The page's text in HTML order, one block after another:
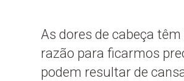
As dores de cabeça
razão para ficarmos
podem resultar de